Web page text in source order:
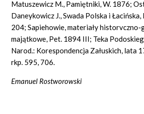
Matuszewicz M., Pamiętniki, W. 1876;
Daneykowicz J., Swada Polska i
204; Sapiehowie, materiały historvczno-
majątkowe, Pet. 1894 III; Teka
Narod.: Korespondencja Załuskich, lata
rkp. 595, 706.
Emanuel Rostworowski